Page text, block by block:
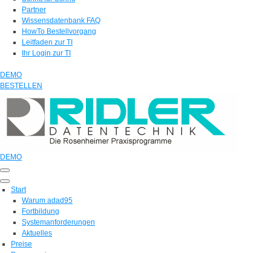
Partner
Wissensdatenbank FAQ
HowTo Bestellvorgang
Leitfaden zur TI
Ihr Login zur TI
DEMO
BESTELLEN
DEMO
Start
Warum adad95
Fortbildung
Systemanforderungen
Aktuelles
Preise